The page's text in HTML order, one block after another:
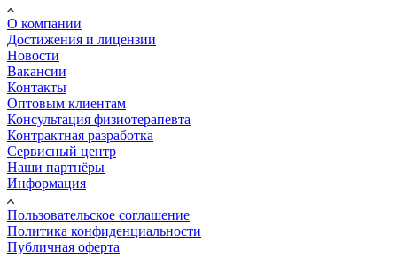
О компании
Достижения и лицензии
Новости
Вакансии
Контакты
Оптовым клиентам
Консультация физиотерапевта
Контрактная разработка
Сервисный центр
Наши партнёры
Информация
Пользовательское соглашение
Политика конфиденциальности
Публичная оферта